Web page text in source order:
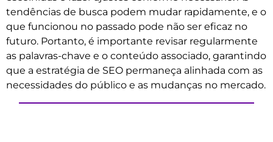
tendências de busca podem mudar rapidamente, e o
que funcionou no passado pode não ser eficaz no
futuro. Portanto, é importante revisar regularmente
as palavras-chave e o conteúdo associado, garantindo
que a estratégia de SEO permaneça alinhada com as
necessidades do público e as mudanças no mercado.